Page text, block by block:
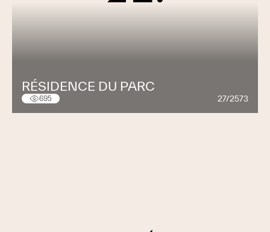
RÉSIDENCE DU PARC
695 27/2573